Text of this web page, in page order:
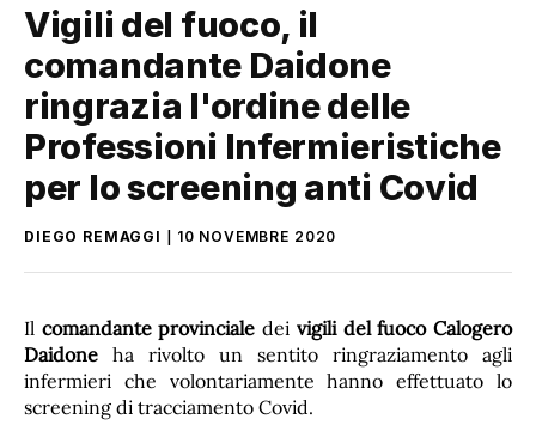
Vigili del fuoco, il
comandante Daidone
ringrazia l'ordine delle
Professioni Infermieristiche
per lo screening anti Covid
DIEGO REMAGGI 10 NOVEMBRE 2020
Il comandante provinciale dei vigili del fuoco Calogero
Daidone ha rivolto un sentito ringraziamento agli
infermieri che volontariamente hanno effettuato lo
screening di tracciamento Covid.